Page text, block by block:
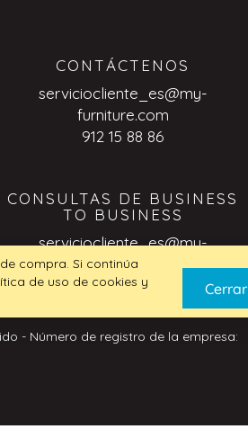
CONTÁCTENOS
serviciocliente_es@my-
furniture.com
912 15 88 86
CONSULTAS DE BUSINESS
TO BUSINESS
serviciocliente_es@my-
furniture.com
- Número de registro de la empresa:
compra. Si continúa
de uso de cookies y
Cerrar